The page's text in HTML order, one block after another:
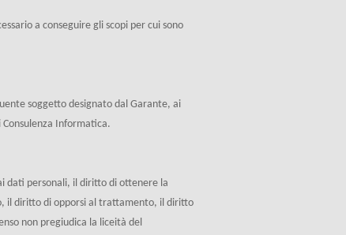
a conseguire gli scopi per cui sono
soggetto designato dal Garante, ai
Informatica.
dati personali, il diritto di ottenere la
il diritto di opporsi al trattamento, il diritto
non pregiudica la liceità del